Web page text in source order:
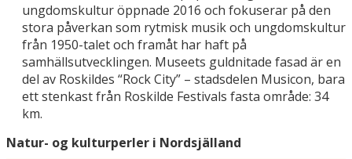
ungdomskultur öppnade 2016 och fokuserar på den
stora påverkan som rytmisk musik och ungdomskultur
från 1950-talet och framåt har haft på
samhällsutvecklingen. Museets guldnitade fasad är en
del av Roskildes “Rock City” – stadsdelen Musicon, bara
ett stenkast från Roskilde Festivals fasta område: 34
km.
Natur- og kulturperler i Nordsjälland